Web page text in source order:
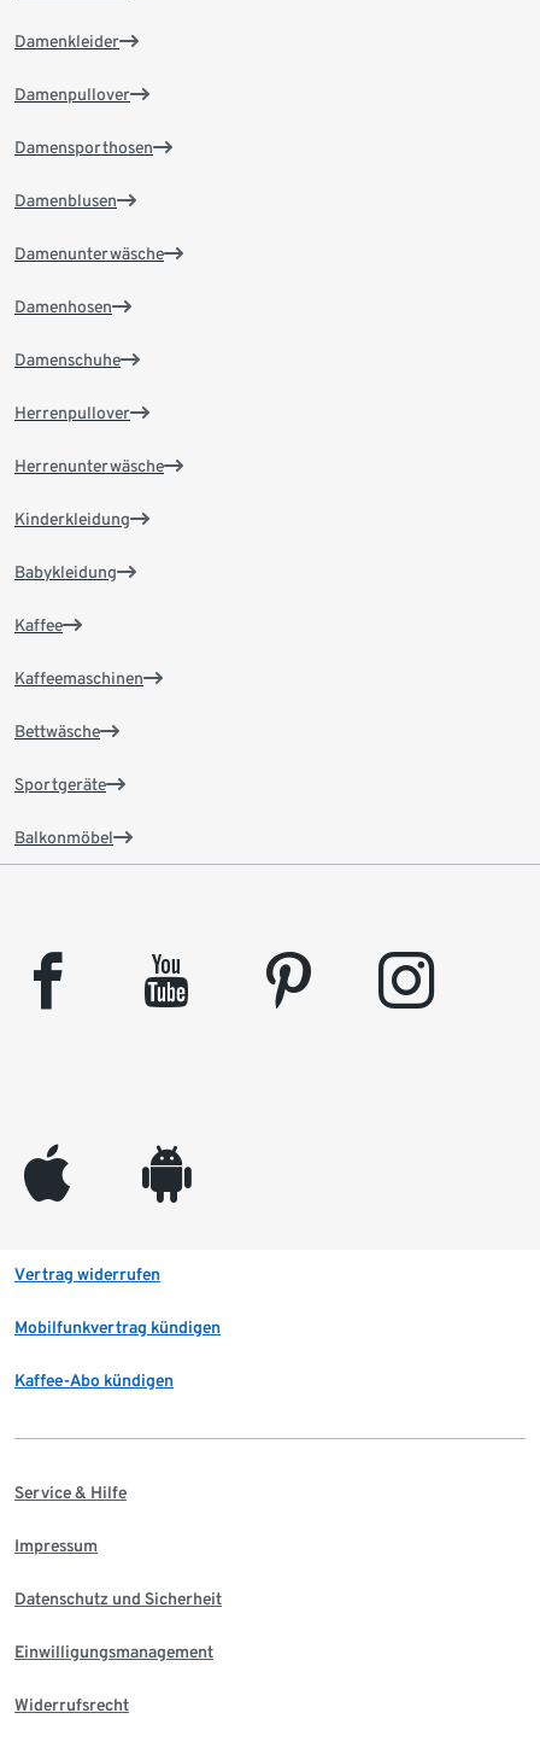
Damenkleider
Damenpullover
Damensporthosen
Damenblusen
Damenunterwäsche
Damenhosen
Damenschuhe
Herrenpullover
Herrenunterwäsche
Kinderkleidung
Babykleidung
Kaffee
Kaffeemaschinen
Bettwäsche
Sportgeräte
Balkonmöbel
facebook youtube pinterest instagram
appleinc android
Vertrag widerrufen
Mobilfunkvertrag kündigen
Kaffee-Abo kündigen
Service & Hilfe
Impressum
Datenschutz und Sicherheit
Einwilligungsmanagement
Widerrufsrecht